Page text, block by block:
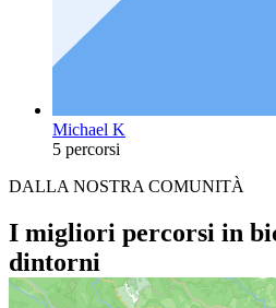
Michael K
5 percorsi
DALLA NOSTRA COMUNITÀ
I migliori percorsi in
dintorni